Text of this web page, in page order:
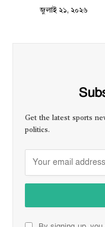
জুলাই ২১, ২০২৬
Get the latest sports
politics.